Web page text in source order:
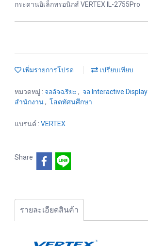
กระดานอิเล็กทรอนิกส์ VERTEX IL-2755Pro
เพิ่มรายการโปรด เปรียบเทียบ
หมวดหมู่ : จออัจฉริยะ , จอ Interactive Display
สำนักงาน, โสตทัศนศึกษา
แบรนด์ : VERTEX
Share
รายละเอียดสินค้า